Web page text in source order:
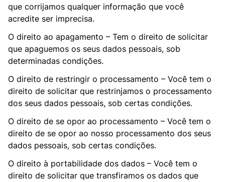
que corrijamos qualquer informação que você
acredite ser imprecisa.
O direito ao apagamento – Tem o direito de solicitar
que apaguemos os seus dados pessoais, sob
determinadas condições.
O direito de restringir o processamento – Você tem o
direito de solicitar que restrinjamos o processamento
dos seus dados pessoais, sob certas condições.
O direito de se opor ao processamento – Você tem o
direito de se opor ao nosso processamento dos seus
dados pessoais, sob certas condições.
O direito à portabilidade dos dados – Você tem o
direito de solicitar que transfiramos os dados que